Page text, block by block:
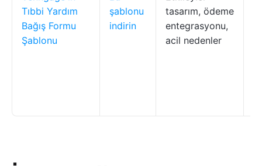
Tıbbi Yardım
Bağış Formu
Şablonu
şablonu
indirin
tasarım, ödeme
entegrasyonu,
acil nedenler